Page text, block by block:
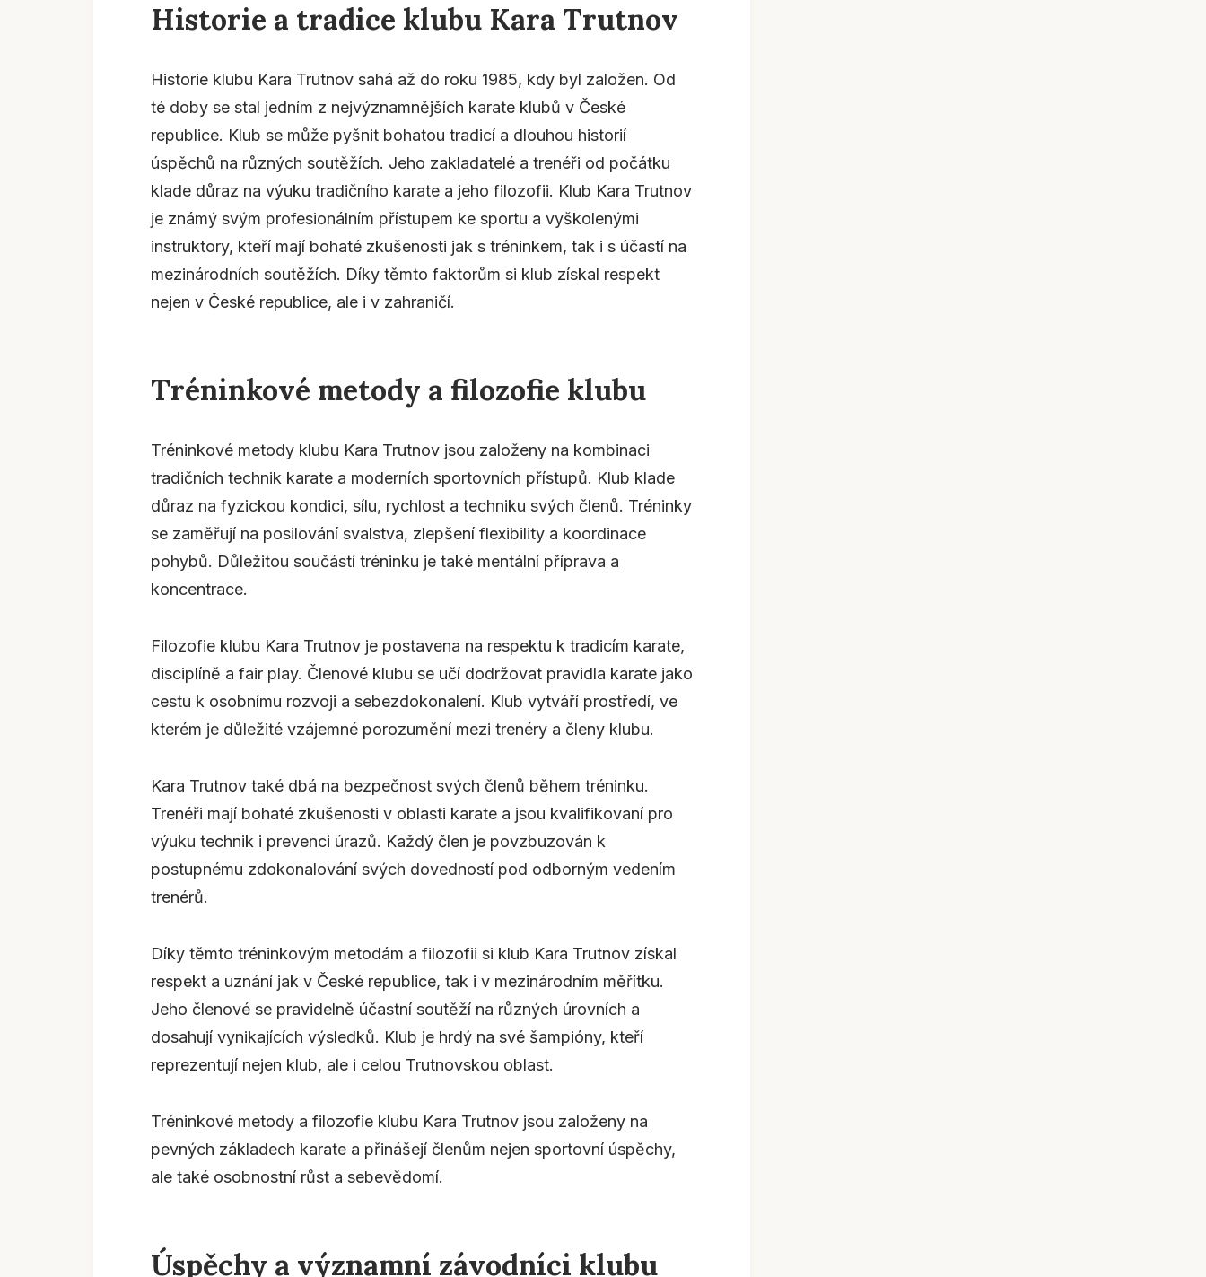
Historie a tradice klubu Kara Trutnov
Historie klubu Kara Trutnov sahá až do roku 1985, kdy byl založen. Od
té doby se stal jedním z nejvýznamnějších karate klubů v České
republice. Klub se může pyšnit bohatou tradicí a dlouhou historií
úspěchů na různých soutěžích. Jeho zakladatelé a trenéři od počátku
klade důraz na výuku tradičního karate a jeho filozofii. Klub Kara Trutnov
je známý svým profesionálním přístupem ke sportu a vyškolenými
instruktory, kteří mají bohaté zkušenosti jak s tréninkem, tak i s účastí na
mezinárodních soutěžích. Díky těmto faktorům si klub získal respekt
nejen v České republice, ale i v zahraničí.
Tréninkové metody a filozofie klubu
Tréninkové metody klubu Kara Trutnov jsou založeny na kombinaci
tradičních technik karate a moderních sportovních přístupů. Klub klade
důraz na fyzickou kondici, sílu, rychlost a techniku svých členů. Tréninky
se zaměřují na posilování svalstva, zlepšení flexibility a koordinace
pohybů. Důležitou součástí tréninku je také mentální příprava a
koncentrace.
Filozofie klubu Kara Trutnov je postavena na respektu k tradicím karate,
disciplíně a fair play. Členové klubu se učí dodržovat pravidla karate jako
cestu k osobnímu rozvoji a sebezdokonalení. Klub vytváří prostředí, ve
kterém je důležité vzájemné porozumění mezi trenéry a členy klubu.
Kara Trutnov také dbá na bezpečnost svých členů během tréninku.
Trenéři mají bohaté zkušenosti v oblasti karate a jsou kvalifikovaní pro
výuku technik i prevenci úrazů. Každý člen je povzbuzován k
postupnému zdokonalování svých dovedností pod odborným vedením
trenérů.
Díky těmto tréninkovým metodám a filozofii si klub Kara Trutnov získal
respekt a uznání jak v České republice, tak i v mezinárodním měřítku.
Jeho členové se pravidelně účastní soutěží na různých úrovních a
dosahují vynikajících výsledků. Klub je hrdý na své šampióny, kteří
reprezentují nejen klub, ale i celou Trutnovskou oblast.
Tréninkové metody a filozofie klubu Kara Trutnov jsou založeny na
pevných základech karate a přinášejí členům nejen sportovní úspěchy,
ale také osobnostní růst a sebevědomí.
Úspěchy a významní závodníci klubu